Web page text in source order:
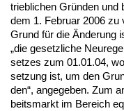
trieb­li­chen Gründen und
dem 1. Fe­bru­ar 2006 zu
Grund für die Ände­rung
„die ge­setz­li­che
set­zes zum 01.01.04,
set­zung ist, um den
den“, an­ge­ge­ben. Zum
beits­markt im Be­reich